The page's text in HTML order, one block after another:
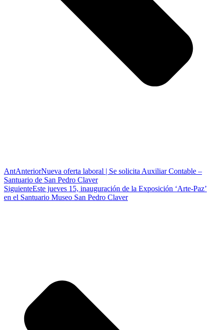
AntAnteriorNueva oferta laboral | Se solicita Auxiliar Contable –
Santuario de San Pedro Claver
SiguienteEste jueves 15, inauguración de la Exposición ‘Arte-Paz’
en el Santuario Museo San Pedro Claver